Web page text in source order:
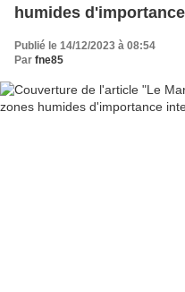
humides
Publié le 14/12/2023 à 08:54
Par fne85